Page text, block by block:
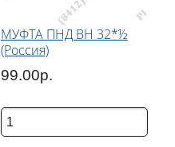
МУФТА ПНД ВН 32*½
(Россия)
99.00р.